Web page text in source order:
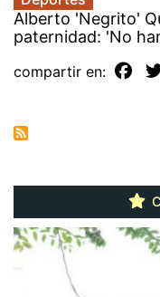
Alberto 'Negrito'
paternidad: 'No
compartir en: